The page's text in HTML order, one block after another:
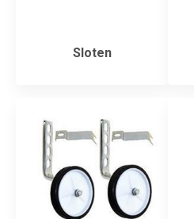
Sloten